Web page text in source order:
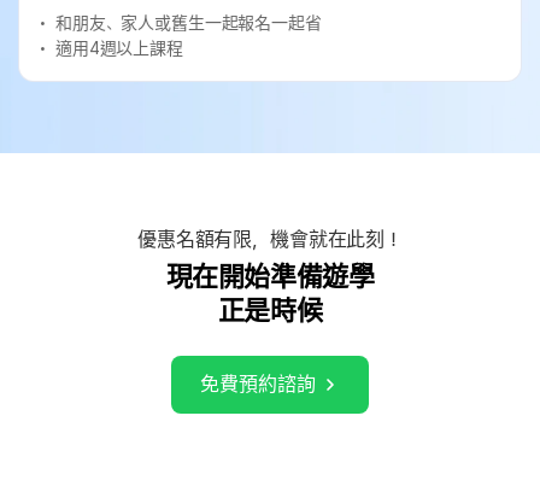
和朋友、家人或舊生一起報名一起省
適用4週以上課程
優惠名額有限，機會就在此刻！
現在開始準備遊學
正是時候
免費預約諮詢